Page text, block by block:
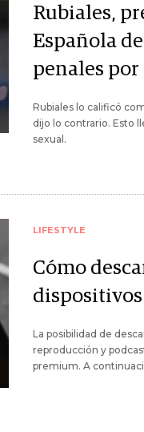
Rubiales,
Española
penales
Rubiales lo calificó
dijo lo contrario. Esto
sexual.
LIFESTYLE
Cómo
La posibilidad de
reproducción y
premium. A